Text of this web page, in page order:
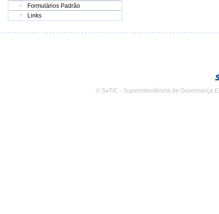
Formulários Padrão
Links
© SeTIC - Superintendência de Governança